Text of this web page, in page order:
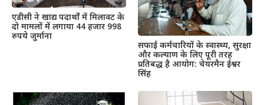
एडीसी ने खाद्य पदार्थों में मिलावट के
दो मामलों में लगाया 44 हजार 998
रुपये जुर्माना
सफाई कर्मचारियों के स्वास्थ्य, सुरक्षा
और कल्याण के लिए पूरी तरह
प्रतिबद्ध है आयोग: चेयरमैन ईश्वर
सिंह